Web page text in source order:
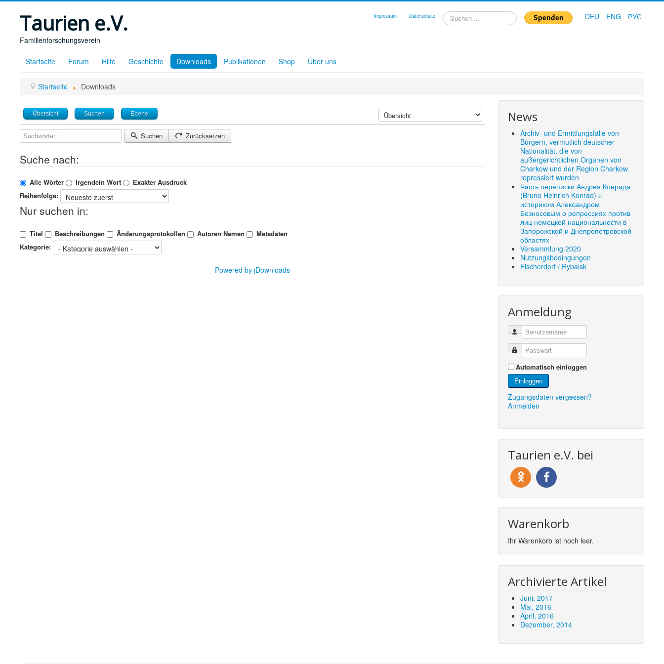
DEU ENG РУС
Suchen
...
Impressum Datenschutz
Taurien e.V.
Familienforschungsverein
Startseite Forum Hilfe Geschichte Downloads Publikationen Shop Über uns
Startseite Downloads
Übersicht Suchen Ebene
Suchwörter: Suchen Zurücksetzen
Suche nach:
Alle Wörter Irgendein Wort
Exakter Ausdruck
Reihenfolge:
Nur suchen in:
Titel Beschreibungen Änderungsprotokollen Autoren Namen
Metadaten
Kategorie:
Powered by jDownloads
News
Archiv- und Ermittlungsfälle von
Bürgern, vermutlich deutscher
Nationalität, die von
außergerichtlichen Organen von
Charkow und der Region Charkow
repressiert wurden
Часть переписки Андрея Конрада
(Bruno Heinrich Konrad) с
историком Александром
Безносовым о репрессиях против
лиц немецкой национальности в
Запорожской и Днепропетровской
областях
Versammlung 2020
Nutzungsbedingungen
Fischerdorf / Rybalsk
Anmeldung
Automatisch einloggen
Einloggen
Zugangsdaten vergessen?
Anmelden
Taurien e.V. bei
Warenkorb
Ihr Warenkorb ist noch leer.
Archivierte Artikel
Juni, 2017
Mai, 2016
April, 2016
Dezember, 2014